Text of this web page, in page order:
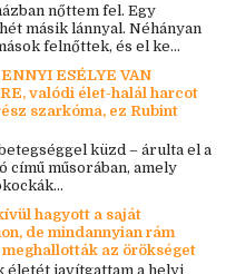
nőttem fel. Egy
másik lánnyal. Néhányan
felnőttek, és el ke...
ESÉLYE VAN
valódi élet-halál harcot
szarkóma, ez Rubint
küzd – árulta el a
című műsorában, amely
hagyott a saját
de mindannyian rám
az örökséget
életét javítgattam a helyi